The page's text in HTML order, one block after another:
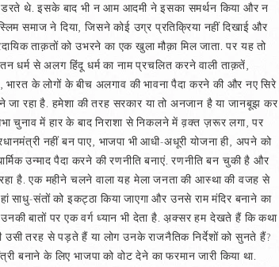
डरते थे. इसके बाद भी न आम आदमी ने इसका समर्थन किया और न
समाज ने दिया, जिसने कोई उग्र प्रतिक्रिया नहीं दिखाई और
ताक़तों को उभरने का एक खुला मौक़ा मिल जाता. पर यह तो
धर्म से अलग हिंदू धर्म का नाम प्रचलित करने वाली ताक़तें,
के लोगों के बीच अलगाव की भावना पैदा करने की और नए सिरे
रहा है. हमेशा की तरह सरकार या तो अनजान है या जानबूझ कर
चुनाव में हार के बाद निराशा से निकलने में व़क्त ज़रूर लगा, पर
नहीं बन पाए, भाजपा भी आधी-अधूरी योजना ही, अपने को
उन्माद पैदा करने की रणनीति बनाएं. रणनीति बन चुकी है और
रहा है. एक महीने चलने वाला यह मेला जनता की आस्था की वजह से
साधु-संतों को इकट्ठा किया जाएगा और उनसे राम मंदिर बनाने का
बातों पर एक वर्ग ध्यान भी देता है. अ़क्सर हम देखते हैं कि कथा
उसी तरह से पड़ते हैं या लोग उनके राजनैतिक निर्देशों को सुनते हैं?
के लिए भाजपा को वोट देने का फरमान जारी किया था.